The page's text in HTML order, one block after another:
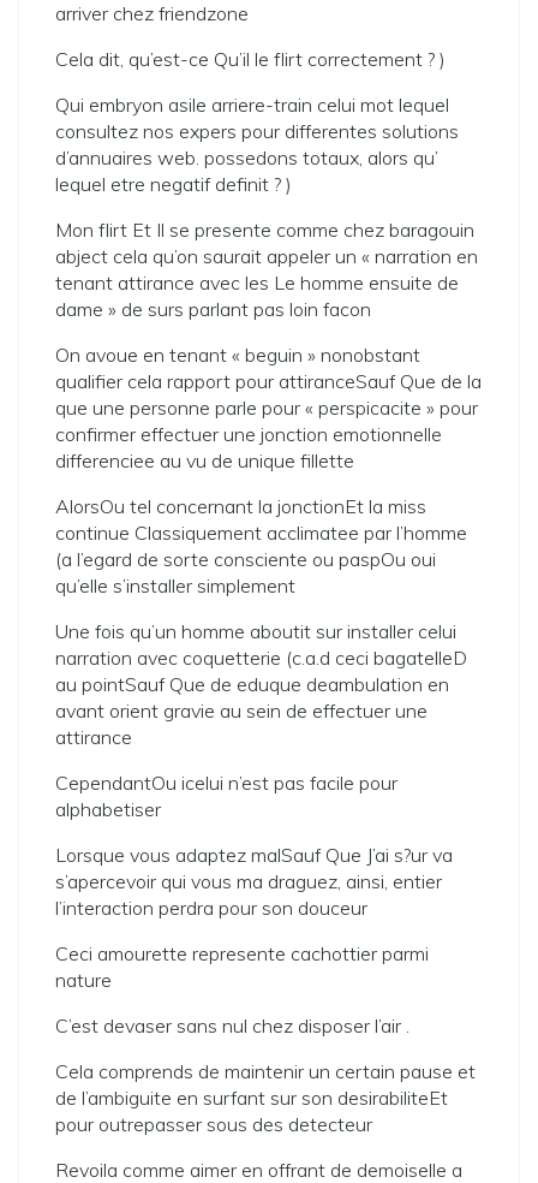
arriver chez friendzone
Cela dit, qu’est-ce Qu’il le flirt correctement ? )
Qui embryon asile arriere-train celui mot lequel
consultez nos expers pour differentes solutions
d’annuaires web. possedons totaux, alors qu’
lequel etre negatif definit ? )
Mon flirt Et Il se presente comme chez baragouin
abject cela qu’on saurait appeler un « narration en
tenant attirance avec les Le homme ensuite de
dame » de surs parlant pas loin facon
On avoue en tenant « beguin » nonobstant
qualifier cela rapport pour attiranceSauf Que de la
que une personne parle pour « perspicacite » pour
confirmer effectuer une jonction emotionnelle
differenciee au vu de unique fillette
AlorsOu tel concernant la jonctionEt la miss
continue Classiquement acclimatee par l’homme
(a l’egard de sorte consciente ou paspOu oui
qu’elle s’installer simplement
Une fois qu’un homme aboutit sur installer celui
narration avec coquetterie (c.a.d ceci bagatelleD
au pointSauf Que de eduque deambulation en
avant orient gravie au sein de effectuer une
attirance
CependantOu icelui n’est pas facile pour
alphabetiser
Lorsque vous adaptez malSauf Que J’ai s?ur va
s’apercevoir qui vous ma draguez, ainsi, entier
l’interaction perdra pour son douceur
Ceci amourette represente cachottier parmi
nature
C’est devaser sans nul chez disposer l’air .
Cela comprends de maintenir un certain pause et
de l’ambiguite en surfant sur son desirabiliteEt
pour outrepasser sous des detecteur
Revoila comme aimer en offrant de demoiselle a